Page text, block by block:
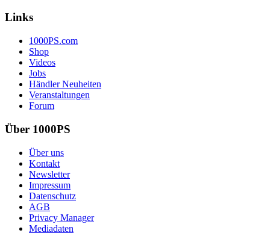
Links
1000PS.com
Shop
Videos
Jobs
Händler Neuheiten
Veranstaltungen
Forum
Über 1000PS
Über uns
Kontakt
Newsletter
Impressum
Datenschutz
AGB
Privacy Manager
Mediadaten